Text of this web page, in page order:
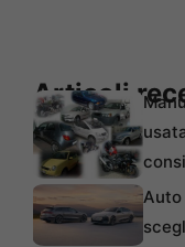
Articoli